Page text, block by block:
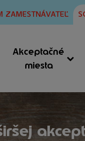
ZAMESTNÁVATEĽ
Akceptačné
miesta